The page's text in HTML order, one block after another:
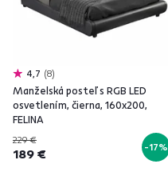
4,7 8
Manželská posteľ s RGB LED
osvetlením, čierna, 160x200,
FELINA
229 €
189 € -17%